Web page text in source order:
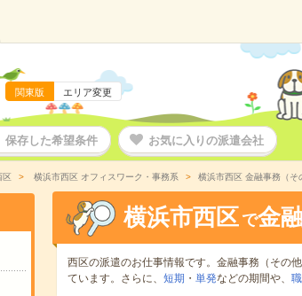
関東版 エリア変更
保存した希望条件 お気に入りの派遣会社
区 横浜市西区 オフィスワーク・事務系 横浜市西区 金融事務（そ
横浜市西区 で金
西区の派遣のお仕事情報です。金融事務（その他
ています。さらに、 短期 ・ 単発などの期間や、